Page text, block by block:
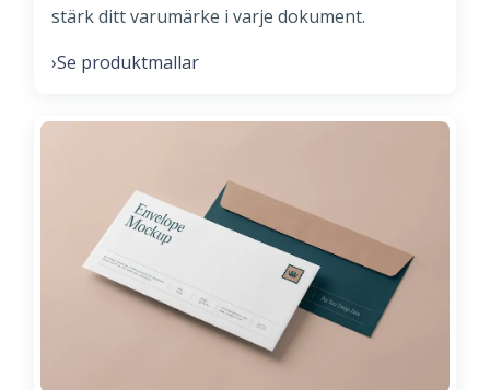
stärk ditt varumärke i varje dokument.
›Se produktmallar